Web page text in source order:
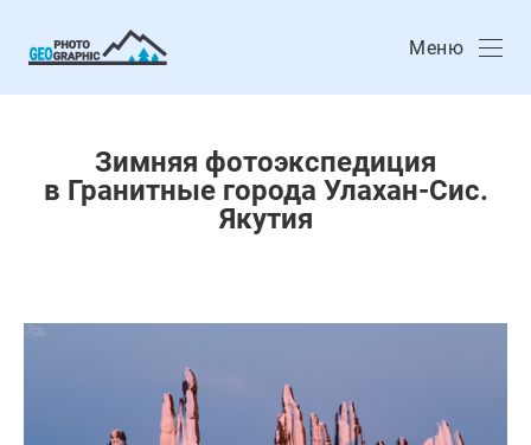
Меню
Зимняя фотоэкспедиция
в Гранитные города Улахан-Сис.
Якутия